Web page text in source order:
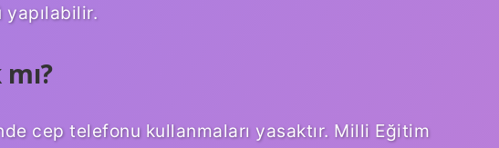
cep telefonu kullanmaları yasaktır. Milli Eğitim